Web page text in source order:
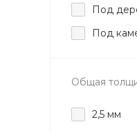
Под
Под
Общая
2,5 мм